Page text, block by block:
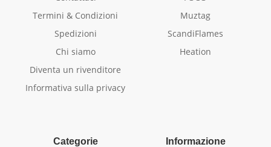
Termini & Condizioni
Spedizioni
Chi siamo
Diventa un rivenditore
Informativa sulla privacy
Muztag
ScandiFlames
Heation
Categorie Informazione